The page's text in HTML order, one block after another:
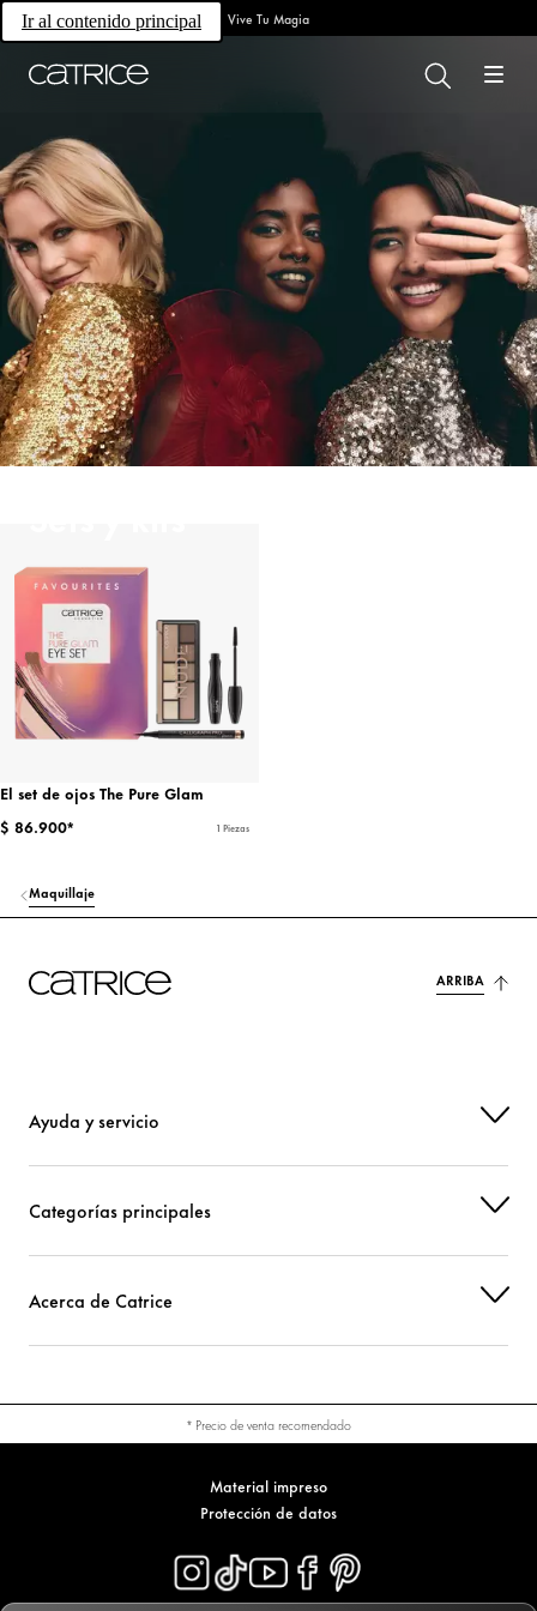
Ir al contenido principal Vive Tu Magia
El set de ojos The Pure Glam
$ 86.900*
1 Piezas
Maquillaje
ARRIBA
Ayuda y servicio
Categorías principales
Acerca de Catrice
* Precio de venta recomendado
Material impreso
Protección de datos